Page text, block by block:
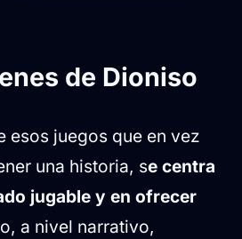
de Dioniso
esos juegos que en vez
una historia, se centra
jugable y en ofrecer
a nivel narrativo,